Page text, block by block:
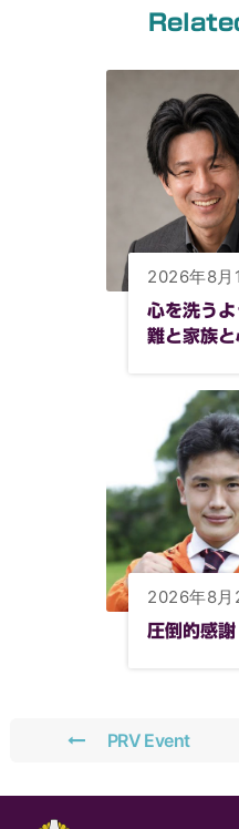
2026年8月
心を洗う
難と家族
2026年8月
圧倒的感謝
PRV Event